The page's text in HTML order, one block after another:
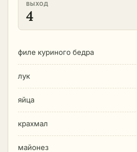
ВЫХОД
4
филе куриного бедра
лук
яйца
крахмал
майонез